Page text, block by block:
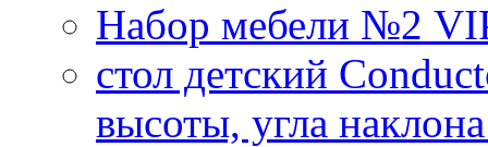
Набор мебели №2
стол детский
высоты, угла